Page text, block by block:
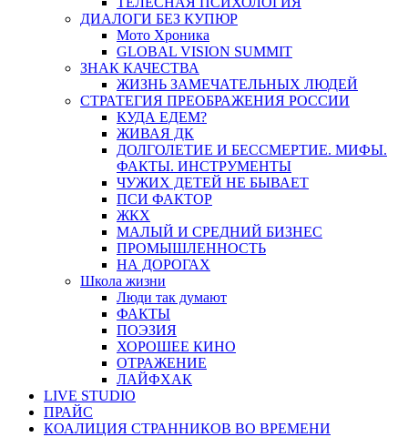
ДИАЛОГИ БЕЗ КУПЮР
Мото Хроника
GLOBAL VISION SUMMIT
ЗНАК КАЧЕСТВА
ЖИЗНЬ ЗАМЕЧАТЕЛЬНЫХ ЛЮДЕЙ
СТРАТЕГИЯ ПРЕОБРАЖЕНИЯ РОССИИ
КУДА ЕДЕМ?
ЖИВАЯ ДК
ДОЛГОЛЕТИЕ И БЕССМЕРТИЕ. МИФЫ.
ФАКТЫ. ИНСТРУМЕНТЫ
ЧУЖИХ ДЕТЕЙ НЕ БЫВАЕТ
ПСИ ФАКТОР
ЖКХ
МАЛЫЙ И СРЕДНИЙ БИЗНЕС
ПРОМЫШЛЕННОСТЬ
НА ДОРОГАХ
Школа жизни
Люди так думают
ФАКТЫ
ПОЭЗИЯ
ХОРОШЕЕ КИНО
ОТРАЖЕНИЕ
ЛАЙФХАК
LIVE STUDIO
ПРАЙС
КОАЛИЦИЯ СТРАННИКОВ ВО ВРЕМЕНИ